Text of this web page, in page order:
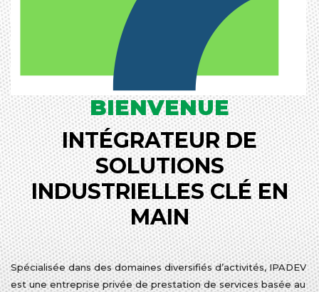
BIENVENUE
INTÉGRATEUR DE
SOLUTIONS
INDUSTRIELLES CLÉ EN
MAIN
Spécialisée dans des domaines diversifiés d’activités, IPADEV
est une entreprise privée de prestation de services basée au